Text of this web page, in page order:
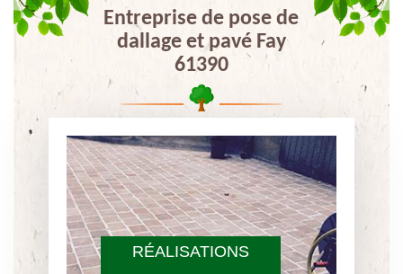
RÉALISATIONS
Entreprise de pose de
dallage et pavé Fay
61390